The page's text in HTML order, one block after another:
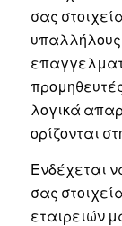
σας
υπαλλήλους
λογικά
ορίζονται
Ενδέχεται
σας
εταιρειών